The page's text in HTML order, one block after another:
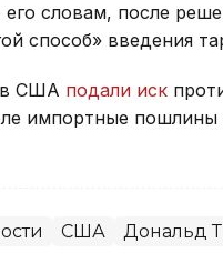
словам, после
способ» введения
США подали иск
импортные
США Дональд